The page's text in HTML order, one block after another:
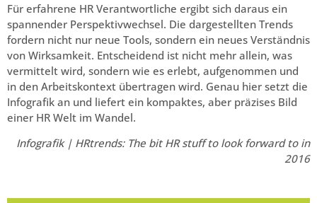
Für erfahrene HR Verantwortliche ergibt sich daraus ein
spannender Perspektivwechsel. Die dargestellten Trends
fordern nicht nur neue Tools, sondern ein neues Verständnis
von Wirksamkeit. Entscheidend ist nicht mehr allein, was
vermittelt wird, sondern wie es erlebt, aufgenommen und
in den Arbeitskontext übertragen wird. Genau hier setzt die
Infografik an und liefert ein kompaktes, aber präzises Bild
einer HR Welt im Wandel.
Infografik | HRtrends: The bit HR stuff to look forward to in
2016